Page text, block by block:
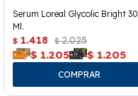
Serum Loreal Glycolic Bright 30
Ml.
$ 1.418 $ 2.025
$ 1.205 $ 1.205